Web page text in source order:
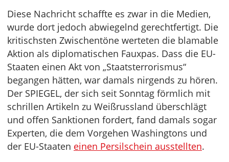
Diese Nachricht schaffte es zwar in die Medien,
wurde dort jedoch abwiegelnd gerechtfertigt. Die
kritischsten Zwischentöne werteten die blamable
Aktion als diplomatischen Fauxpas. Dass die EU-
Staaten einen Akt von „Staatsterrorismus“
begangen hätten, war damals nirgends zu hören.
Der SPIEGEL, der sich seit Sonntag förmlich mit
schrillen Artikeln zu Weißrussland überschlägt
und offen Sanktionen fordert, fand damals sogar
Experten, die dem Vorgehen Washingtons und
der EU-Staaten einen Persilschein ausstellten.